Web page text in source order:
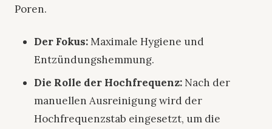
Poren.
Der Fokus:Maximale Hygiene und
Entzündungshemmung.
Die Rolle der Hochfrequenz: Nach der
manuellen Ausreinigung wird der
Hochfrequenzstab eingesetzt, um die